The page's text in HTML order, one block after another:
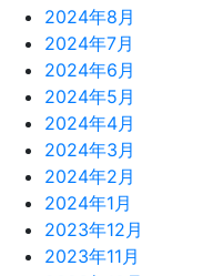
2024年8月
2024年7月
2024年6月
2024年5月
2024年4月
2024年3月
2024年2月
2024年1月
2023年12月
2023年11月